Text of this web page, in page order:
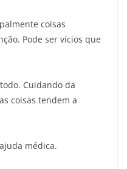
coisas
Pode ser vícios que
Cuidando da
coisas tendem a
médica.